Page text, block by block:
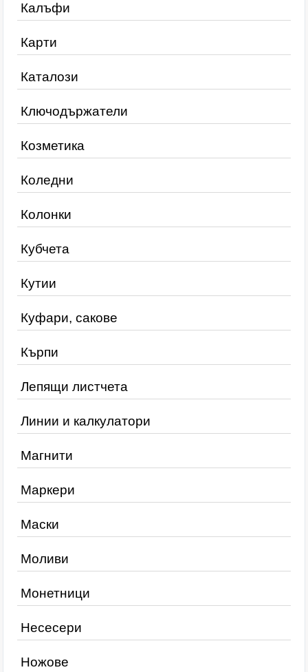
Калъфи
Карти
Каталози
Ключодържатели
Козметика
Коледни
Колонки
Кубчета
Кутии
Куфари, сакове
Кърпи
Лепящи листчета
Линии и калкулатори
Магнити
Маркери
Маски
Моливи
Монетници
Несесери
Ножове